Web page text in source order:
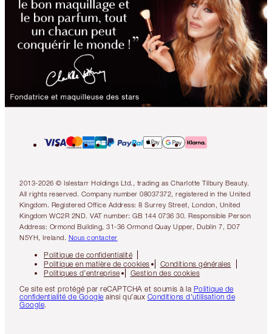
2013-2026 © Islestarr Holdings Ltd., trading as Charlotte Tilbury Beauty.
All rights reserved. Company number 08037372, registered in the United
Kingdom. Registered Office Address: 8 Surrey Street, London, United
Kingdom WC2R 2ND. VAT number: GB 144 0736 30. Responsible Person
Address: Ormond Building, 31-36 Ormond Quay Upper, Dublin 7, D07
N5YH, Ireland. Nous contacter
Politique de confidentialité
Politique en matière de cookies
Conditions générales
Politiques d’entreprise
Gestion des cookies
Ce site est protégé par reCAPTCHA et soumis à la Politique de
confidentialité de Google ainsi qu'aux Conditions d'utilisation de
Google.